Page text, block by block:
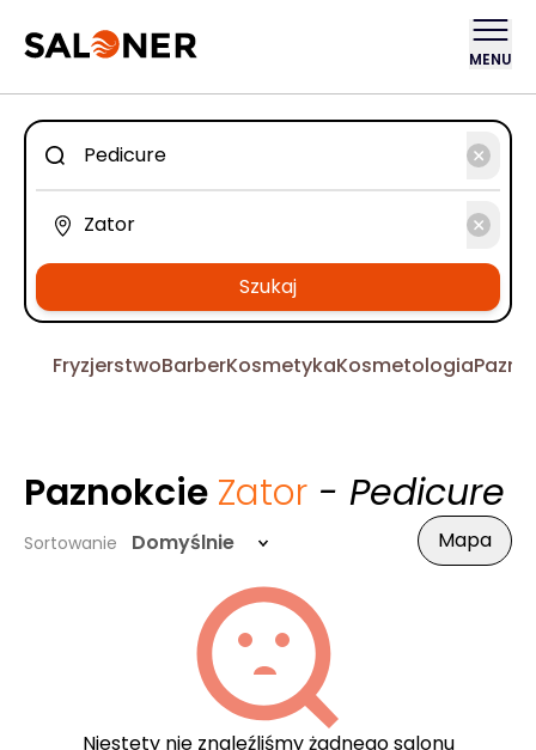
MENU
Szukaj
FryzjerstwoBarberKosmetykaKosmetologia
Paznokcie Zator - Pedicure
Sortowanie Domyślnie Mapa
Niestety nie znaleźliśmy żadnego salonu